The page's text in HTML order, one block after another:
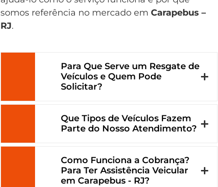
somos referência no mercado em Carapebus –
RJ.
Para Que Serve um Resgate de
Veículos e Quem Pode
Solicitar?
Que Tipos de Veículos Fazem
Parte do Nosso Atendimento?
Como Funciona a Cobrança?
Para Ter Assistência Veicular
em Carapebus - RJ?